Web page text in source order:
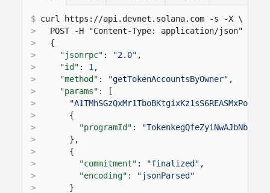
$ curl https://api.devnet.solana.com -s -X \
>
POST -H "Content-Type: application/json" -d
>
{
>
"jsonrpc" : "2.0" ,
>
"id" : 1 ,
>
"method" : "getTokenAccountsByOwner" ,
>
"params" : [
>
>
{
>
"programId" :
>
},
>
{
>
"commitment" : "finalized" ,
>
"encoding" :
"jsonParsed"
>
}